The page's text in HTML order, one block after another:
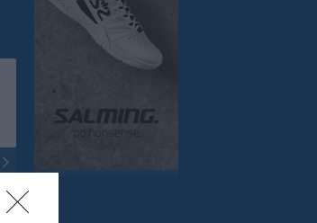
Besökarstatistik
Tjäna pengar Cupguiden